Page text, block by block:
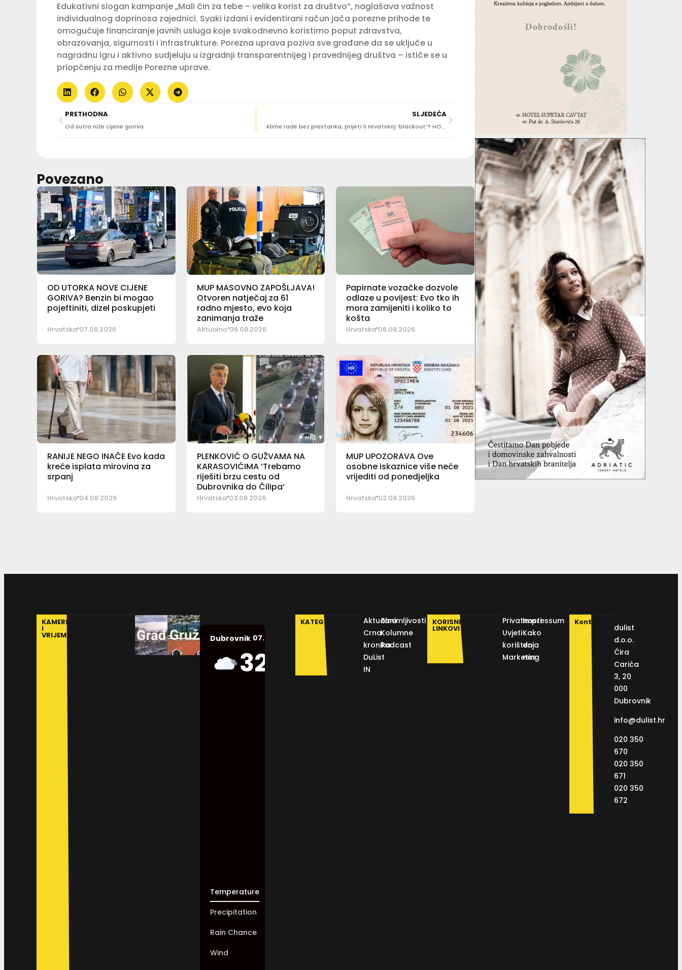
Edukativni slogan kampanje „Mali čin za tebe – velika korist za društvo”, naglašava važnost
individualnog doprinosa zajednici. Svaki izdani i evidentirani račun jača porezne prihode te
omogućuje financiranje javnih usluga koje svakodnevno koristimo poput zdravstva,
obrazovanja, sigurnosti i infrastrukture. Porezna uprava poziva sve građane da se uključe u
nagradnu igru i aktivno sudjeluju u izgradnji transparentnijeg i pravednijeg društva – ističe se u
priopćenju za medije Porezne uprave.
PRETHODNA
Od sutra niže cijene goriva
SLJEDEĆA
Klime rade bez prestanka, prijeti li Hrvatskoj ‘blackout‘? HOPS otkriva koliko je mreža sigurna
Povezano
OD UTORKA NOVE CIJENE
GORIVA? Benzin bi mogao
pojeftiniti, dizel poskupjeti
Hrvatska 07.08.2026
MUP MASOVNO ZAPOŠLJAVA!
Otvoren natječaj za 61
radno mjesto, evo koja
zanimanja traže
Aktualno 06.08.2026
Papirnate vozačke dozvole
odlaze u povijest: Evo tko ih
mora zamijeniti i koliko to
košta
Hrvatska 06.08.2026
RANIJE NEGO INAČE Evo kada
kreće isplata mirovina za
srpanj
Hrvatska 04.08.2026
PLENKOVIĆ O GUŽVAMA NA
KARASOVIĆIMA ‘Trebamo
riješiti brzu cestu od
Dubrovnika do Čilipa’
Hrvatska 03.08.2026
MUP UPOZORAVA Ove
osobne iskaznice više neće
vrijediti od ponedjeljka
Hrvatska 02.08.2026
KAMERE
I
VRIJEME Dubrovnik 07.08.2026.
32
Humidity:
Temperature
Precipitation
Rain Chance
Wind
KATEGORIJE
Aktualno
Crna
kronika
DuList
IN
Zanimljivosti
Kolumne
Podcast
KORISNI
LINKOVI
Privatnosti
Uvjeti
korištenja
Marketing
Impressum
Kako
do
nas
Kontakt
dulist
d.o.o.
Ćira
Carića
3, 20
000
Dubrovnik
info@dulist.hr
020 350
670
020 350
671
020 350
672